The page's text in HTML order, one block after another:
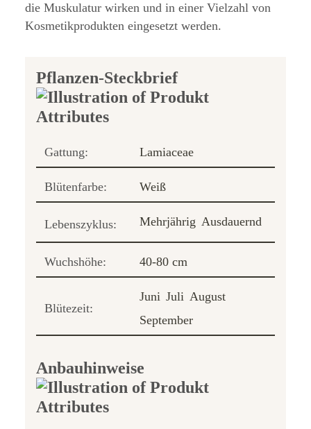
die Muskulatur wirken und in einer Vielzahl von
Kosmetikprodukten eingesetzt werden.
Pflanzen-Steckbrief
Gattung: Lamiaceae
Blütenfarbe: Weiß
Lebenszyklus: Mehrjährig Ausdauernd
Wuchshöhe: 40-80 cm
Blütezeit:
Juni Juli August
September
Anbauhinweise